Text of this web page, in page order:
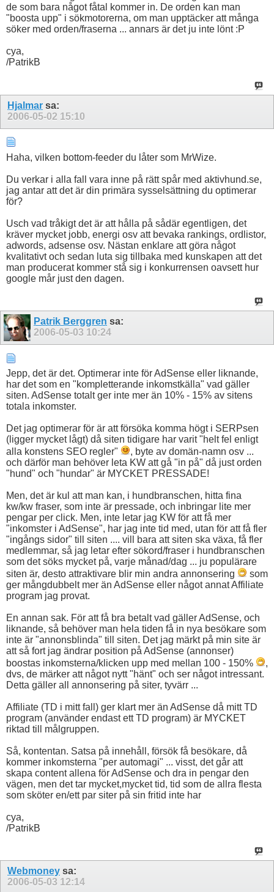
de som bara något fåtal kommer in. De orden kan man
"boosta upp" i sökmotorerna, om man upptäcker att många
söker med orden/fraserna ... annars är det ju inte lönt :P
cya,
/PatrikB
Hjalmar sa:
2006-05-02 15:10
Haha, vilken bottom-feeder du låter som MrWize.
Du verkar i alla fall vara inne på rätt spår med aktivhund.se,
jag antar att det är din primära sysselsättning du optimerar
för?
Usch vad tråkigt det är att hålla på sådär egentligen, det
kräver mycket jobb, energi osv att bevaka rankings, ordlistor,
adwords, adsense osv. Nästan enklare att göra något
kvalitativt och sedan luta sig tillbaka med kunskapen att det
man producerat kommer stå sig i konkurrensen oavsett hur
google mår just den dagen.
Patrik Berggren sa:
2006-05-03 10:24
Jepp, det är det. Optimerar inte för AdSense eller liknande,
har det som en "kompletterande inkomstkälla" vad gäller
siten. AdSense totalt ger inte mer än 10% - 15% av sitens
totala inkomster.
Det jag optimerar för är att försöka komma högt i SERPsen
(ligger mycket lågt) då siten tidigare har varit "helt fel enligt
alla konstens SEO regler"
, byte av domän-namn osv ...
och därför man behöver leta KW att gå "in på" då just orden
"hund" och "hundar" är MYCKET PRESSADE!
Men, det är kul att man kan, i hundbranschen, hitta fina
kw/kw fraser, som inte är pressade, och inbringar lite mer
pengar per click. Men, inte letar jag KW för att få mer
"inkomster i AdSense", har jag inte tid med, utan för att få fler
"ingångs sidor" till siten .... vill bara att siten ska växa, få fler
medlemmar, så jag letar efter sökord/fraser i hundbranschen
som det söks mycket på, varje månad/dag ... ju populärare
siten är, desto attraktivare blir min andra annonsering
som
ger mångdubbelt mer än AdSense eller något annat Affiliate
program jag provat.
En annan sak. För att få bra betalt vad gäller AdSense, och
liknande, så behöver man hela tiden få in nya besökare som
inte är "annonsblinda" till siten. Det jag märkt på min site är
att så fort jag ändrar position på AdSense (annonser)
boostas inkomsterna/klicken upp med mellan 100 - 150%
,
dvs, de märker att något nytt "hänt" och ser något intressant.
Detta gäller all annonsering på siter, tyvärr ...
Affiliate (TD i mitt fall) ger klart mer än AdSense då mitt TD
program (använder endast ett TD program) är MYCKET
riktad till målgruppen.
Så, kontentan. Satsa på innehåll, försök få besökare, då
kommer inkomsterna "per automagi" ... visst, det går att
skapa content allena för AdSense och dra in pengar den
vägen, men det tar mycket,mycket tid, tid som de allra flesta
som sköter en/ett par siter på sin fritid inte har
cya,
/PatrikB
Webmoney sa:
2006-05-03 12:14